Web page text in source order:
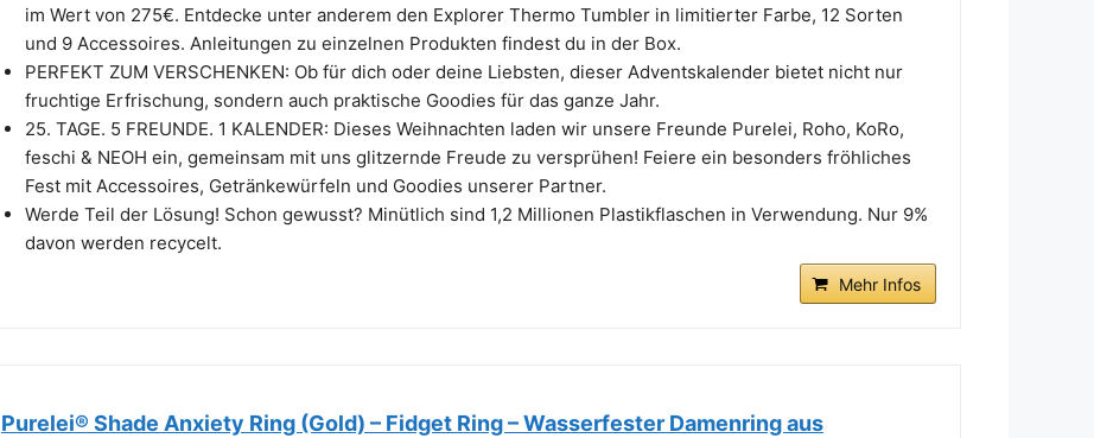
im Wert von 275€. Entdecke unter anderem den Explorer Thermo Tumbler in limitierter Farbe, 12 Sorten
und 9 Accessoires. Anleitungen zu einzelnen Produkten findest du in der Box.
PERFEKT ZUM VERSCHENKEN: Ob für dich oder deine Liebsten, dieser Adventskalender bietet nicht nur
fruchtige Erfrischung, sondern auch praktische Goodies für das ganze Jahr.
25. TAGE. 5 FREUNDE. 1 KALENDER: Dieses Weihnachten laden wir unsere Freunde Purelei, Roho, KoRo,
feschi & NEOH ein, gemeinsam mit uns glitzernde Freude zu versprühen! Feiere ein besonders fröhliches
Fest mit Accessoires, Getränkewürfeln und Goodies unserer Partner.
Werde Teil der Lösung! Schon gewusst? Minütlich sind 1,2 Millionen Plastikflaschen in Verwendung. Nur 9%
davon werden recycelt.
Mehr Infos
Purelei® Shade Anxiety Ring (Gold) – Fidget Ring – Wasserfester Damenring aus